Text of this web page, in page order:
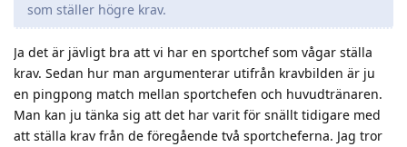
som ställer högre krav.
Ja det är jävligt bra att vi har en sportchef som vågar ställa
krav. Sedan hur man argumenterar utifrån kravbilden är ju
en pingpong match mellan sportchefen och huvudtränaren.
Man kan ju tänka sig att det har varit för snällt tidigare med
att ställa krav från de föregående två sportcheferna. Jag tror